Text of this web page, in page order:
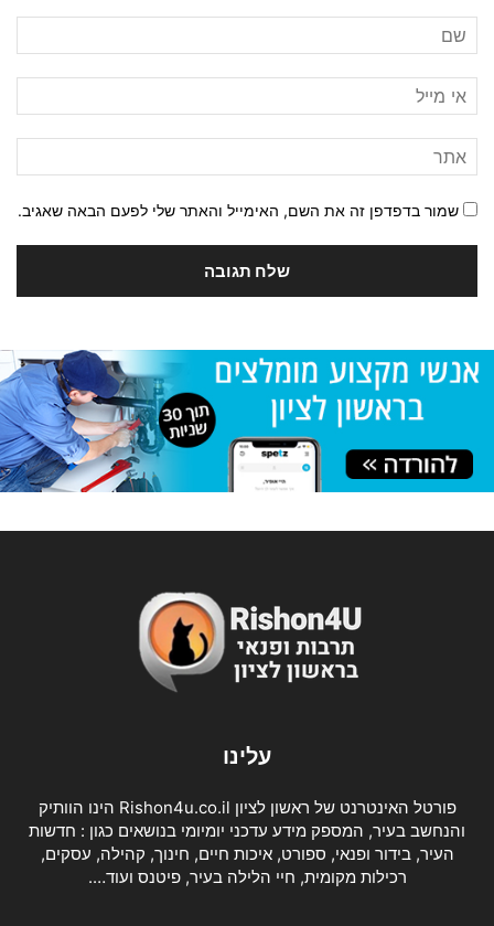
שמור בדפדפן זה את השם, האימייל והאתר שלי לפעם הבאה שאגיב.
עלינו
פורטל האינטרנט של ראשון לציון Rishon4u.co.il הינו הוותיק
והנחשב בעיר, המספק מידע עדכני יומיומי בנושאים כגון : חדשות
העיר, בידור ופנאי, ספורט, איכות חיים, חינוך, קהילה, עסקים,
רכילות מקומית, חיי הלילה בעיר, פיטנס ועוד….